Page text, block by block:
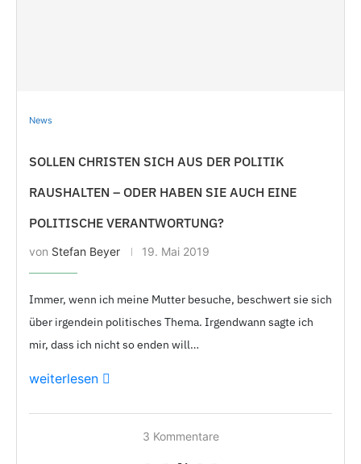
News
SOLLEN CHRISTEN SICH AUS DER POLITIK
RAUSHALTEN – ODER HABEN SIE AUCH EINE
POLITISCHE VERANTWORTUNG?
von Stefan Beyer 19. Mai 2019
Immer, wenn ich meine Mutter besuche, beschwert sie sich
über irgendein politisches Thema. Irgendwann sagte ich
mir, dass ich nicht so enden will…
weiterlesen
3 Kommentare